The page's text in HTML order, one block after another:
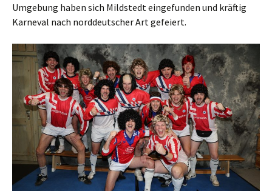
Umgebung haben sich Mildstedt eingefunden und kräftig
Karneval nach norddeutscher Art gefeiert.